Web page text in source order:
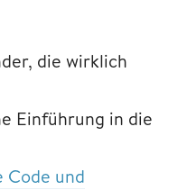
die wirklich
Einführung in die
Code und